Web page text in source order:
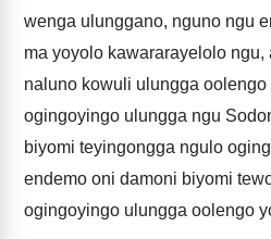
wenga ulunggano, nguno ngu
ma yoyolo kawararayelolo ngu,
naluno kowuli ulungga
ogingoyingo ulungga ngu
biyomi teyingongga ngulo
endemo oni damoni biyomi
ogingoyingo ulungga oolengo